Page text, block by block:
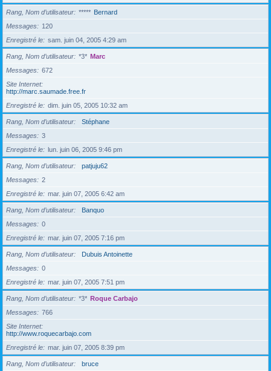
Rang, Nom d’utilisateur ***** Bernard
Messages
120
Enregistré le
sam. juin 04, 2005 4:29 am
Rang, Nom d’utilisateur *3* Marc
Messages
672
Site Internet
http://marc.saumade.free.fr
Enregistré le
dim. juin 05, 2005 10:32 am
Rang, Nom d’utilisateur
Stéphane
Messages
3
Enregistré le
lun. juin 06, 2005 9:46 pm
Rang, Nom d’utilisateur
patjuju62
Messages
2
Enregistré le
mar. juin 07, 2005 6:42 am
Rang, Nom d’utilisateur
Banquo
Messages
0
Enregistré le
mar. juin 07, 2005 7:16 pm
Rang, Nom d’utilisateur
Dubuis Antoinette
Messages
0
Enregistré le
mar. juin 07, 2005 7:51 pm
Rang, Nom d’utilisateur *3* Roque Carbajo
Messages
766
Site Internet
http://www.roquecarbajo.com
Enregistré le
mar. juin 07, 2005 8:39 pm
Rang, Nom d’utilisateur
bruce